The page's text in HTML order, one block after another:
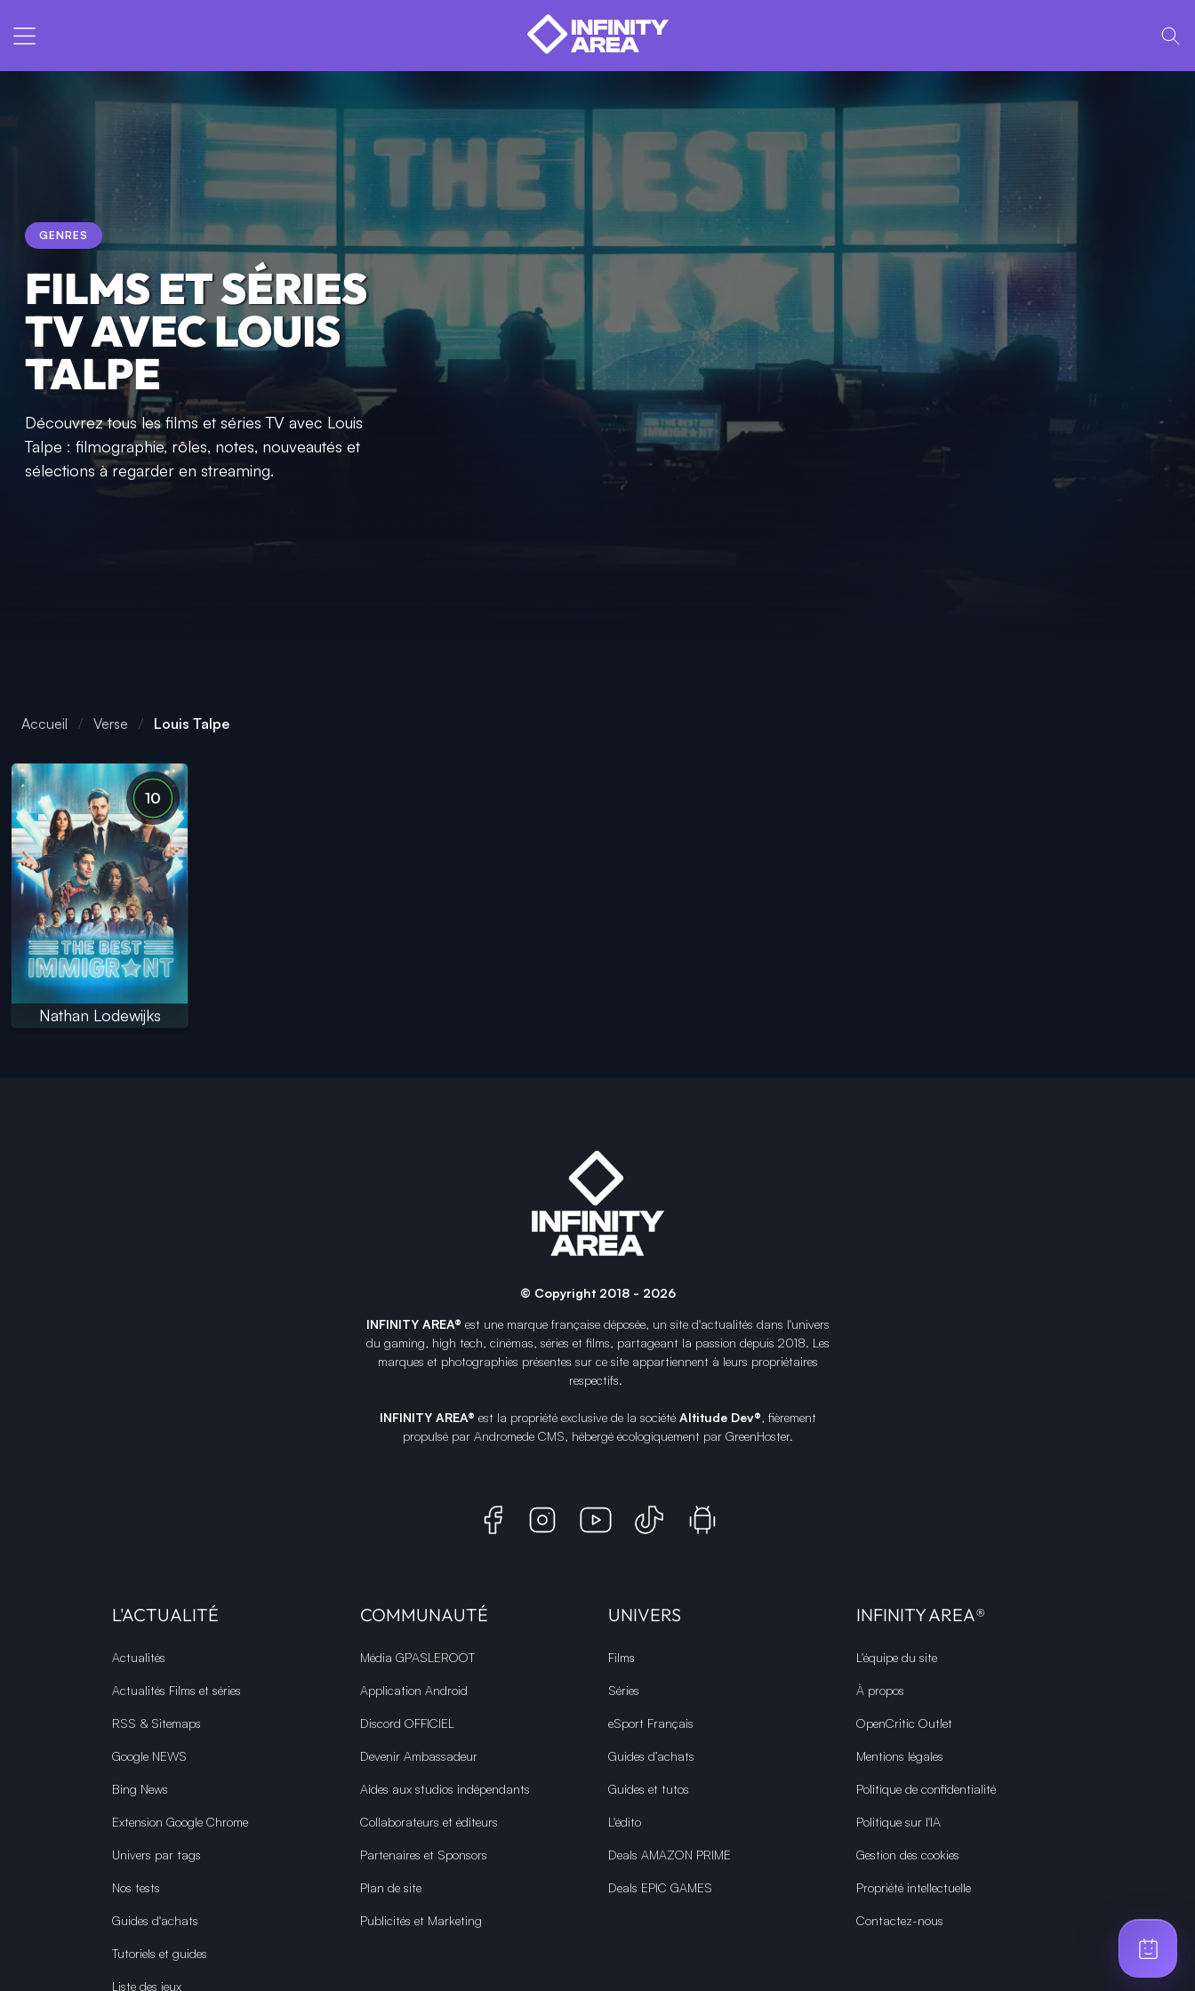
GENRES
FILMS ET SÉRIES
TV AVEC LOUIS
TALPE
Découvrez tous les films et séries TV avec Louis
Talpe : filmographie, rôles, notes, nouveautés et
sélections à regarder en streaming.
Accueil Verse Louis Talpe
10
Nathan Lodewijks
© Copyright 2018 - 2026
INFINITY AREA® est une marque françaisedéposée, un site d'actualités dans l'univers
du gaming, high tech, cinémas, séries et films, partageant la passion depuis 2018. Les
marques et photographies présentes sur ce site appartiennent à leurs propriétaires
respectifs.
INFINITY AREA® est la propriété exclusive de la société Altitude Dev®, fièrement
propulsé par Andromede CMS, hébergé écologiquement par GreenHoster.
L'ACTUALITÉ
Actualités
Actualités Films et séries
RSS & Sitemaps
Google NEWS
Bing News
Extension Google Chrome
Univers par tags
Nos tests
Guides d'achats
Tutoriels et guides
Liste des jeux
COMMUNAUTÉ
Média GPASLEROOT
Application Android
Discord OFFICIEL
Devenir Ambassadeur
Aides aux studios indépendants
Collaborateurs et éditeurs
Partenaires et Sponsors
Plan de site
Publicités et Marketing
UNIVERS
Films
Séries
eSport Français
Guides d’achats
Guides et tutos
L'édito
Deals AMAZON PRIME
Deals EPIC GAMES
INFINITY AREA®
L'équipe du site
À propos
OpenCritic Outlet
Mentions légales
Politique de confidentialité
Politique sur l'IA
Gestion des cookies
Propriété intellectuelle
Contactez-nous